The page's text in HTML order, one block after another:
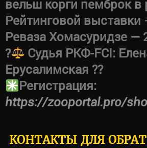
вельш корги пемброк в
Рейтинговой
Реваза Хомасуридзе —
?‍
Судья РКФ-FCI:
Ерусалимская ??
Регистрация:
https://zooportal.pro/
КОНТАКТЫ ДЛЯ